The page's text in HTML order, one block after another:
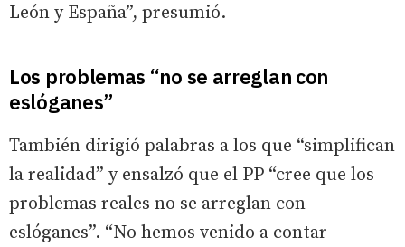
León y España”, presumió.
Los problemas “no se arreglan con
eslóganes”
También dirigió palabras a los que “simplifican
la realidad” y ensalzó que el PP “cree que los
problemas reales no se arreglan con
eslóganes”. “No hemos venido a contar